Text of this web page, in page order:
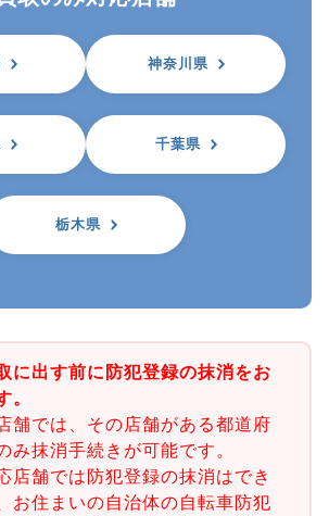
神奈川県
千葉県
栃木県
に出す前に防犯登録の抹消をお
。
舗では、その店舗がある都道府
み抹消手続きが可能です。
店舗では防犯登録の抹消はでき
お住まいの自治体の自転車防犯